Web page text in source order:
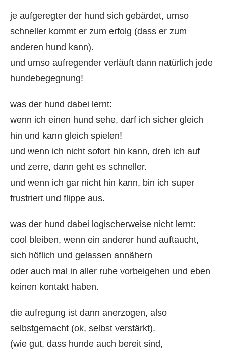
je aufgeregter der hund sich gebärdet, umso
schneller kommt er zum erfolg (dass er zum
anderen hund kann).
und umso aufregender verläuft dann natürlich jede
hundebegegnung!
was der hund dabei lernt:
wenn ich einen hund sehe, darf ich sicher gleich
hin und kann gleich spielen!
und wenn ich nicht sofort hin kann, dreh ich auf
und zerre, dann geht es schneller.
und wenn ich gar nicht hin kann, bin ich super
frustriert und flippe aus.
was der hund dabei logischerweise nicht lernt:
cool bleiben, wenn ein anderer hund auftaucht,
sich höflich und gelassen annähern
oder auch mal in aller ruhe vorbeigehen und eben
keinen kontakt haben.
die aufregung ist dann anerzogen, also
selbstgemacht (ok, selbst verstärkt).
(wie gut, dass hunde auch bereit sind,